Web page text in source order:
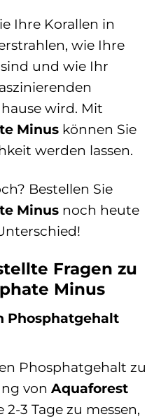
Ihre Korallen in
wie Ihre
und wie Ihr
wird. Mit
Minus können Sie
werden lassen.
Bestellen Sie
Minus noch heute
Fragen zu
Minus
Phosphatgehalt
Phosphatgehalt zu
von Aquaforest
2-3 Tage zu messen,